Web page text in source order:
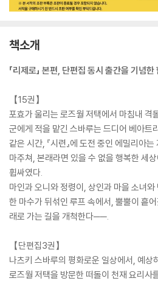
책소개
「리제로」 본편, 단편집 동시 출간을 기념
【15권】
포효가 울리는 로즈월 저택에서 마침내 격
군에게 적을 맡긴 스바루는 드디어 베아트
같은 시간, 『시련』에 도전 중인 에밀리아는
마주쳐, 본래라면 있을 수 없을 행복한 세
휩싸였다.
마인과 오니와 정령이, 상인과 마을 소녀
한 마수가 뒤섞인 루프 속에서, 뿔뿔이 흩
래로 가는 길을 개척한다──.
【단편집3권】
나츠키 스바루의 평화로운 일상에서, 예상
로즈월 저택을 방문한 떠돌이 천재 요리사